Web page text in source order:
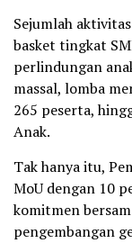
Sejumlah
basket tingkat
perlindungan
massal, lomba
265 peserta,
Anak.
Tak hanya itu,
MoU dengan 10
komitmen
pengembangan